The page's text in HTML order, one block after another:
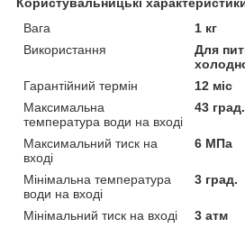
Вага
1 кг
Використання
Для
Гарантійний термін
12 міс
Максимальна
температура води на вході
43 град.
Максимальний тиск на
вході
6 МПа
Мінімальна температура
води на вході
3 град.
Мінімальний тиск на вході
3 атм